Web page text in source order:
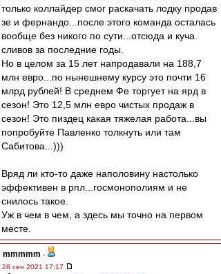
только коллайдер смог раскачать лодку продав
зе и фернандо...после этого команда осталась
вообще без никого по сути...отсюда и куча
сливов за последние годы.
Но в целом за 15 лет напродавали на 188,7
млн евро...по нынешнему курсу это почти 16
млрд рублей! В среднем Фе торгует на ярд в
сезон! Это 12,5 млн евро чистых продаж в
сезон! Это пиздец какая тяжелая работа...вы
попробуйте Павленко толкнуть или там
Сабитова...)))
Вряд ли кто-то даже наполовину настолько
эффективен в рпл...госмонополиям и не
снилось такое.
Уж в чем в чем, а здесь мы точно на первом
месте.
mmmmm -
28 сен 2021 17:17